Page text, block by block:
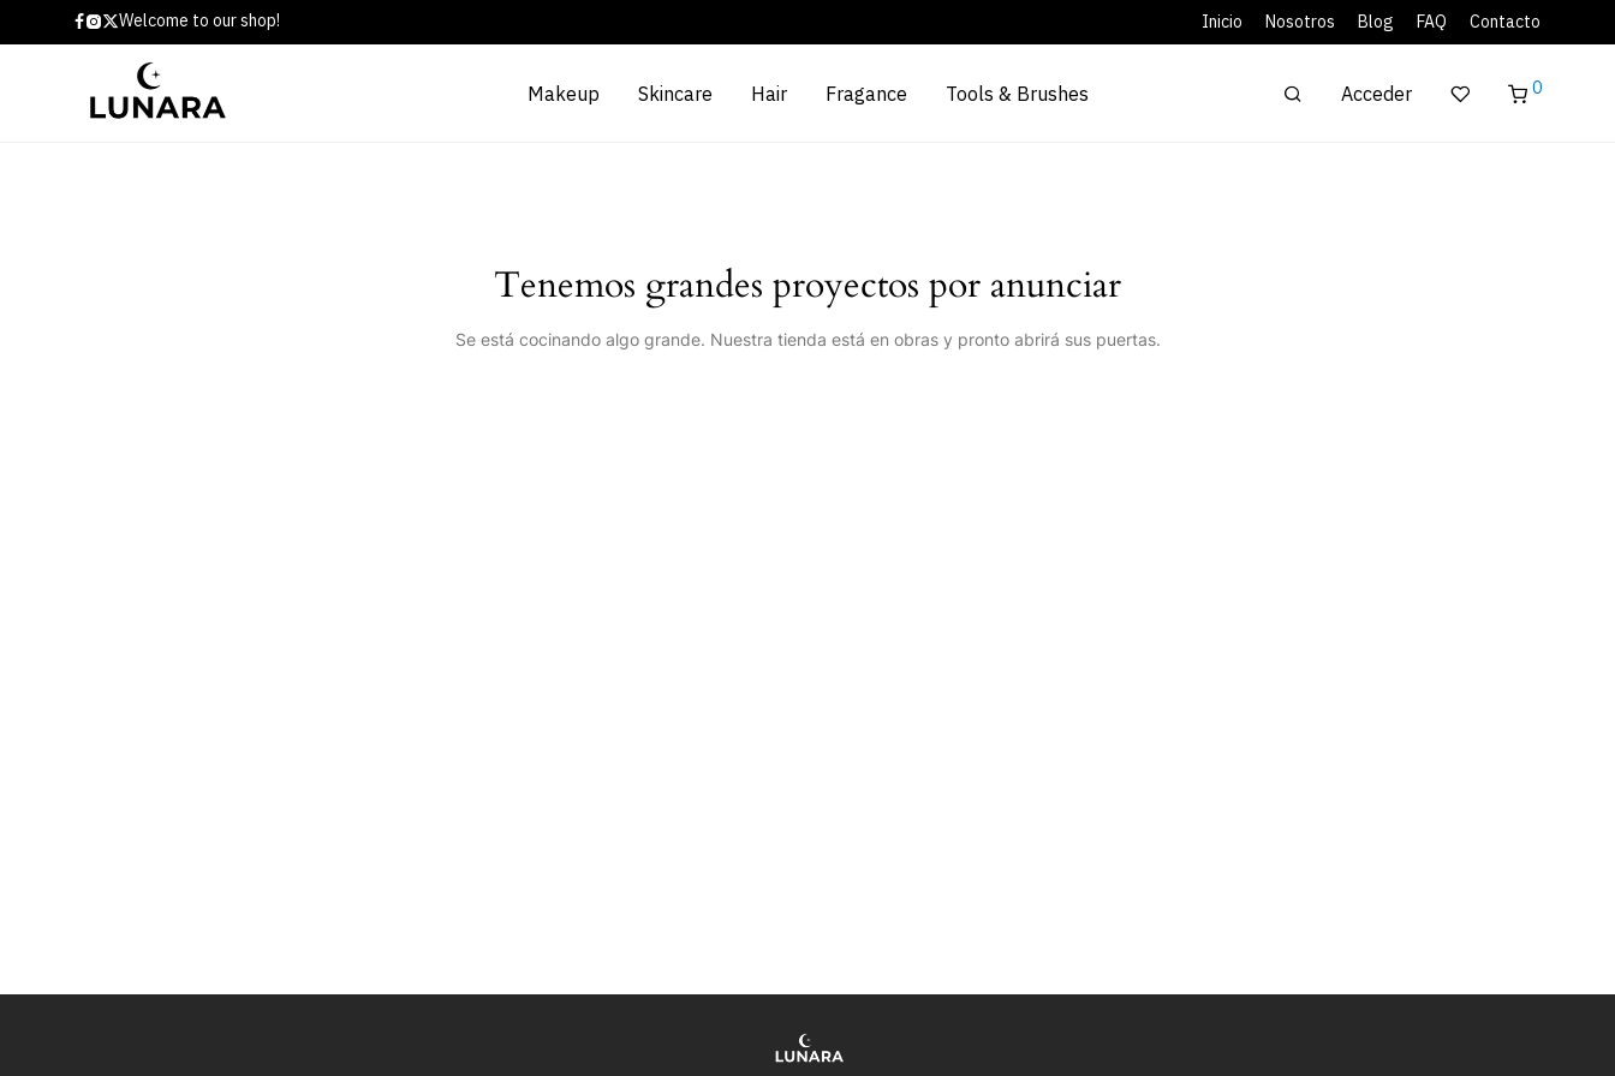
Welcome to our shop! Inicio Nosotros Blog FAQ Contacto
Makeup Skincare Hair Fragance Tools & Brushes Acceder 0
Tenemos grandes proyectos por anunciar
Se está cocinando algo grande. Nuestra tienda está en obras y pronto abrirá sus puertas.